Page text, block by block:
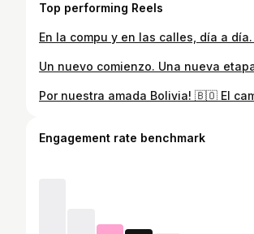
Top performing Reels
Engagement rate benchmark